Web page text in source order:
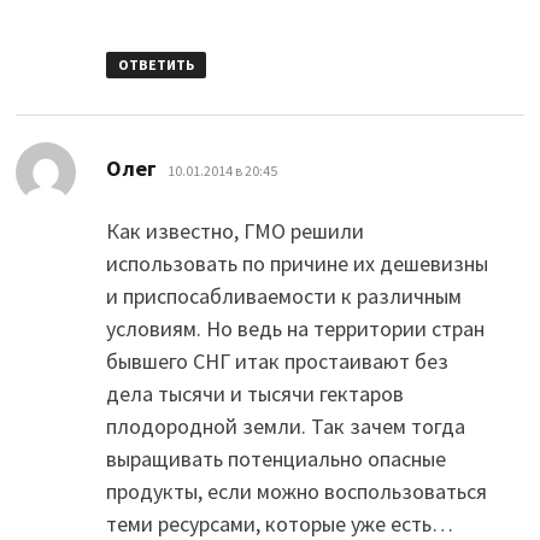
ОТВЕТИТЬ
Олег 10.01.2014 в 20:45
Как известно, ГМО решили
использовать по причине их дешевизны
и приспосабливаемости к различным
условиям. Но ведь на территории стран
бывшего СНГ итак простаивают без
дела тысячи и тысячи гектаров
плодородной земли. Так зачем тогда
выращивать потенциально опасные
продукты, если можно воспользоваться
теми ресурсами, которые уже есть…